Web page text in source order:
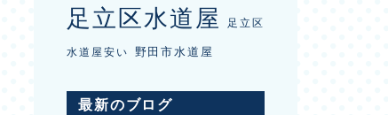
足立区水道屋 足立区
水道屋安い 野田市水道屋
最新のブログ